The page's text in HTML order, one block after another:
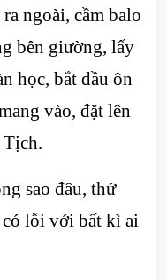
ngoài, cầm balo
bên giường, lấy
học, bắt đầu ôn
vào, đặt lên
Tịch.
sao đâu, thứ
lỗi với bất kì ai